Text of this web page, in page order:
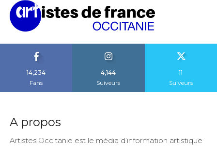
14,234
Fans
4,144
Suiveurs
11
Suiveurs
A propos
Artistes Occitanie est le média d’information artistique